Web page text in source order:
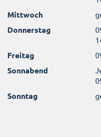
Mittwoch
Donnerstag
Freitag
Sonnabend
Sonntag